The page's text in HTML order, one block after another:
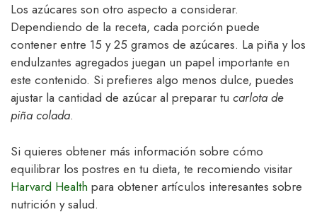
Los azúcares son otro aspecto a considerar.
Dependiendo de la receta, cada porción puede
contener entre 15 y 25 gramos de azúcares. La piña y los
endulzantes agregados juegan un papel importante en
este contenido. Si prefieres algo menos dulce, puedes
ajustar la cantidad de azúcar al preparar tu carlota de
piña colada.
Si quieres obtener más información sobre cómo
equilibrar los postres en tu dieta, te recomiendo visitar
Harvard Health para obtener artículos interesantes sobre
nutrición y salud.